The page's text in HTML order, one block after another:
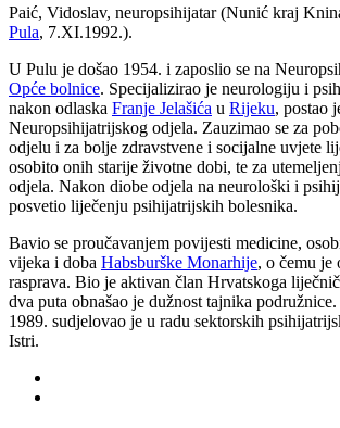
Paić, Vidoslav, neuropsihijatar (Nunić kraj
Pula, 7.XI.1992.).
U Pulu je došao 1954. i zaposlio se na
Opće bolnice. Specijalizirao je neurologiju i
nakon odlaska Franje Jelašića u Rijeku, postao
Neuropsihijatrijskog odjela. Zauzimao se za
odjelu i za bolje zdravstvene i socijalne uvjete
osobito onih starije životne dobi, te za
odjela. Nakon diobe odjela na neurološki i
posvetio liječenju psihijatrijskih bolesnika.
Bavio se proučavanjem povijesti medicine,
vijeka i doba Habsburške Monarhije, o čemu
rasprava. Bio je aktivan član Hrvatskoga
dva puta obnašao je dužnost tajnika
1989. sudjelovao je u radu sektorskih
Istri.